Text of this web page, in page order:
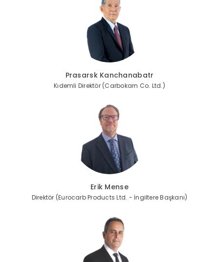
Prasarsk Kanchanabatr
Kıdemli Direktör (Carbokarn Co. Ltd.)
Erik Mense
Direktör (Eurocarb Products Ltd. - İngiltere Başkanı)